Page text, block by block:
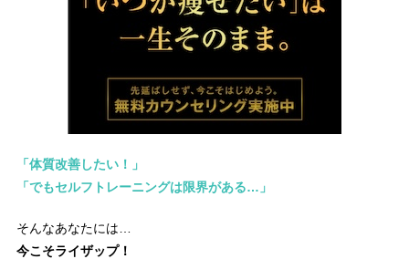
「体質改善したい！」
「でもセルフトレーニングは限界がある…」
そんなあなたには…
今こそライザップ！